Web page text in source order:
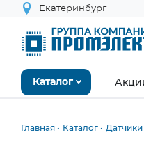
Екатеринбург
Каталог
Главная Каталог Датчики